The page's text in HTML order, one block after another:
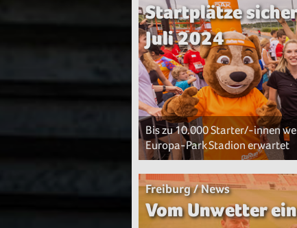
Startplätze
Juli 2024
Bis zu 10.000 Starter/-innen
Europa-Park Stadion erwartet
Freiburg / News
Vom Unwetter